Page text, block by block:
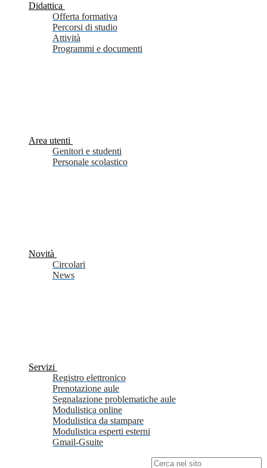
Didattica
Offerta formativa
Percorsi di studio
Attività
Programmi e documenti
Area utenti
Genitori e studenti
Personale scolastico
Novità
Circolari
News
Servizi
Registro elettronico
Prenotazione aule
Segnalazione problematiche aule
Modulistica online
Modulistica da stampare
Modulistica esperti esterni
Gmail-Gsuite